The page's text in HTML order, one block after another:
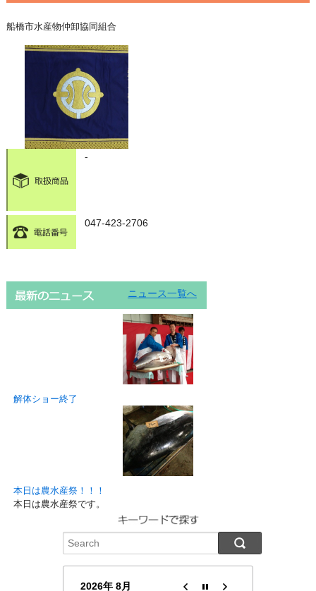
船橋市水産物仲卸協同組合
-
047-423-2706
ニュース一覧へ
解体ショー終了
本日は農水産祭！！！
本日は農水産祭です。
2026年 8月